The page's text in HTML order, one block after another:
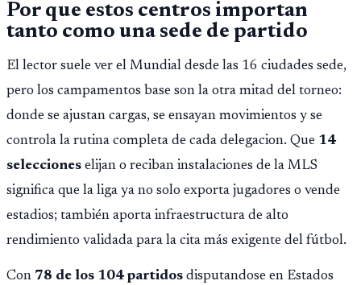
Por que estos centros importan
tanto como una sede de partido
El lector suele ver el Mundial desde las 16 ciudades sede,
pero los campamentos base son la otra mitad del torneo:
donde se ajustan cargas, se ensayan movimientos y se
controla la rutina completa de cada delegacion. Que 14
selecciones elijan o reciban instalaciones de la MLS
significa que la liga ya no solo exporta jugadores o vende
estadios; también aporta infraestructura de alto
rendimiento validada para la cita más exigente del fútbol.
Con 78 de los 104 partidos disputandose en Estados